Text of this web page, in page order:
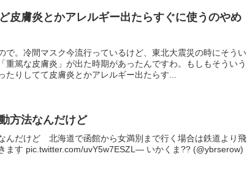
皮膚炎とかアレルギー出たらすぐに使うのやめ
で。冷間マスク今流行っているけど、東北大震災の時にそうい
重篤な皮膚炎」が出た時期があったんですわ。もしもそういう
りしてて皮膚炎とかアレルギー出たらす...
方法なんだけど
んだけど 北海道で函館から女満別まで行く場合は鉄道より飛
ます pic.twitter.com/uvY5w7ESZL— いかくま?? (@ybrserow)